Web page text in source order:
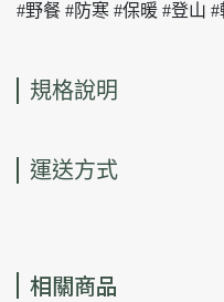
#野餐 #防寒 #保暖 #登山
規格說明
運送方式
相關商品